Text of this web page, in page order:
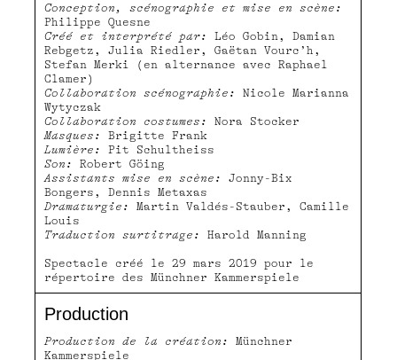
Conception, scénographie et mise en scène:
Philippe Quesne
Créé et interprété par:
Léo Gobin, Damian
Rebgetz, Julia Riedler, Gaëtan Vourc’h,
Stefan Merki (en alternance avec Raphael
Clamer)
Collaboration scénographie:
Nicole Marianna
Wytyczak
Collaboration costumes:
Nora Stocker
Masques:
Brigitte Frank
Lumière:
Pit Schultheiss
Son:
Robert Göing
Assistants mise en scène:
Jonny-Bix
Bongers, Dennis Metaxas
Dramaturgie:
Martin Valdés-Stauber, Camille
Louis
Traduction surtitrage:
Harold Manning
Spectacle créé le 29 mars 2019 pour le
répertoire des Münchner Kammerspiele
Production
Production de la création:
Münchner
Kammerspiele